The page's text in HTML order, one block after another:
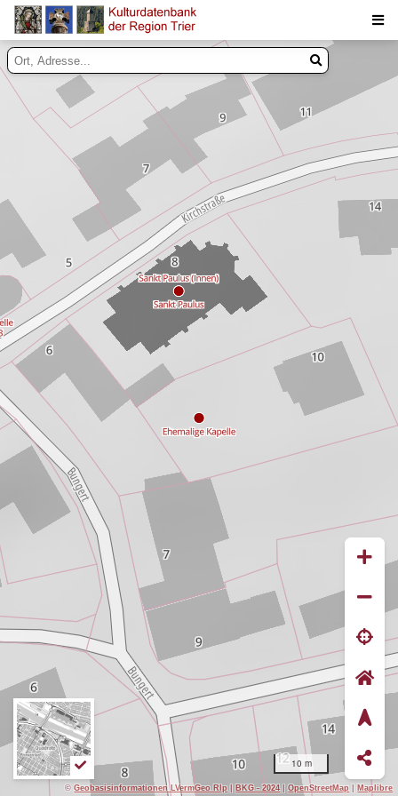
10 m
Suche
Inhalte
©Geobasisinformationen LVermGeo Rlp |BKG - 2024|OpenStreetMap |Maplibre